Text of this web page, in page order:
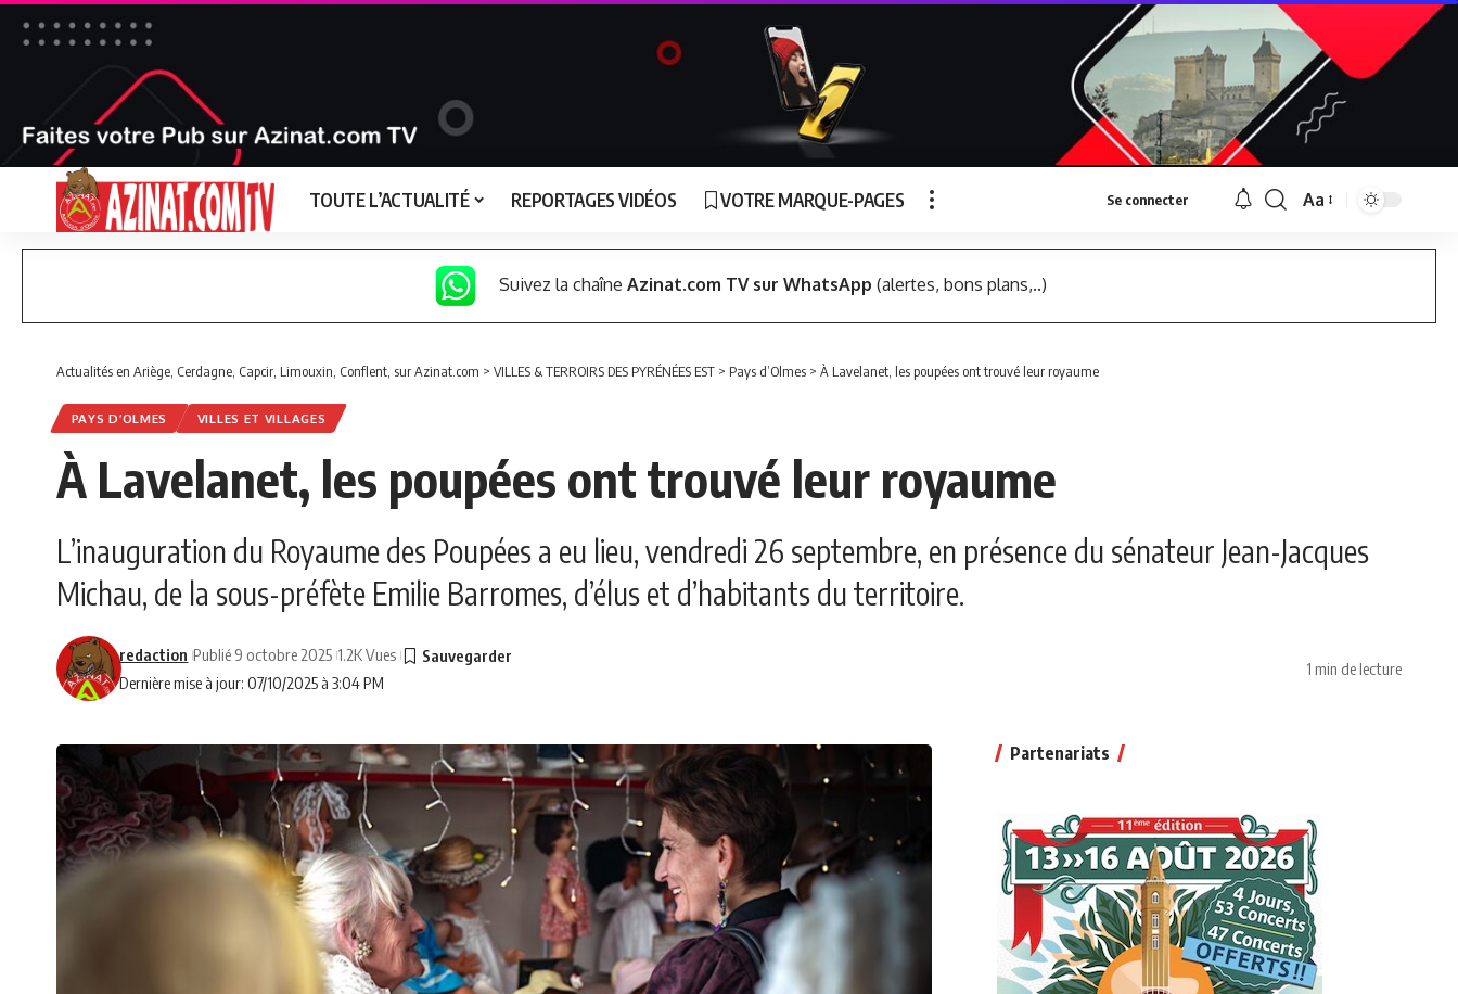
TOUTE L’ACTUALITÉ REPORTAGES VIDÉOS VOTRE MARQUE-PAGES Se connecter
Font
Aa
Suivez la chaîne Azinat.com TV sur WhatsApp (alertes, bons plans,..)
Actualités en Ariège, Cerdagne, Capcir, Limouxin, Conflent, sur Azinat.com > VILLES & TERROIRS DES PYRÉNÉES EST > Pays d’Olmes > À Lavelanet, les poupées ont trouvé leur royaume
PAYS D’OLMES VILLES ET VILLAGES
À Lavelanet, les poupées ont trouvé leur royaume
L’inauguration du Royaume des Poupées a eu lieu, vendredi 26 septembre, en présence du sénateur Jean-Jacques
Michau, de la sous-préfète Emilie Barromes, d’élus et d’habitants du territoire.
Dernière mise à jour: 07/10/2025 à 3:04 PM
redaction Publié 9 octobre 2025 1.2K Vues
1 min de lecture
Partenariats